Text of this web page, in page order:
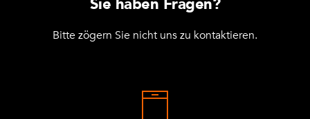
Sie haben Fragen?
Bitte zögern Sie nicht uns zu kontaktieren.